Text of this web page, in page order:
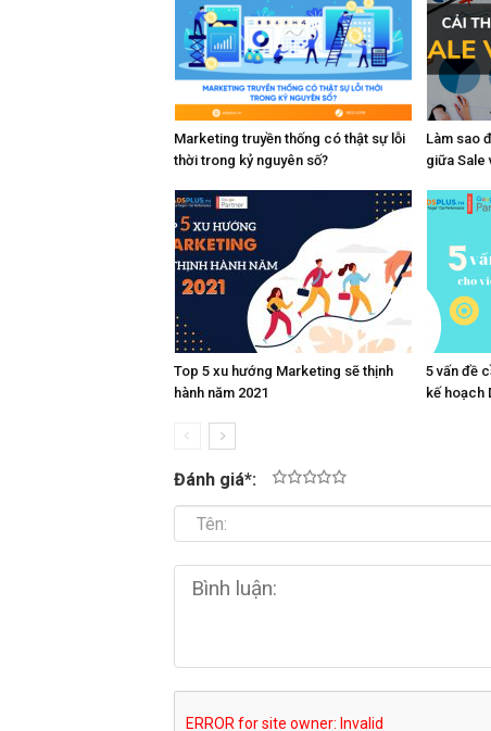
Marketing truyền thống có thật sự lỗi
thời trong kỷ nguyên số?
Làm sao
giữa Sale
Top 5 xu hướng Marketing sẽ thịnh
hành năm 2021
5 vấn đề
kế hoạch
Đánh giá*: 2
1